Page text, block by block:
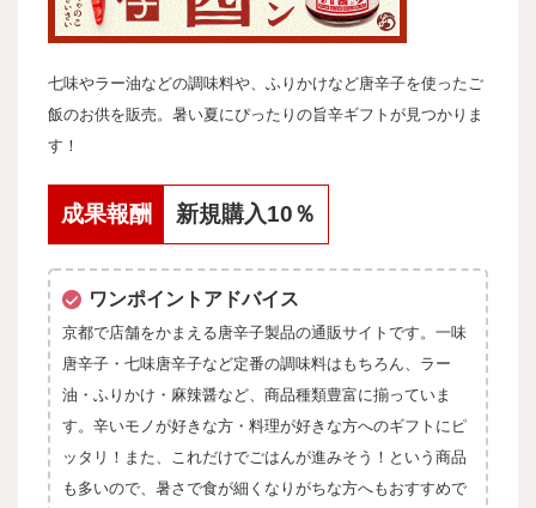
七味やラー油などの調味料や、ふりかけなど唐辛子を使ったご
飯のお供を販売。暑い夏にぴったりの旨辛ギフトが見つかりま
す！
成果報酬 新規購入10％
ワンポイントアドバイス
京都で店舗をかまえる唐辛子製品の通販サイトです。一味
唐辛子・七味唐辛子など定番の調味料はもちろん、ラー
油・ふりかけ・麻辣醤など、商品種類豊富に揃っていま
す。辛いモノが好きな方・料理が好きな方へのギフトにピ
ッタリ！また、これだけでごはんが進みそう！という商品
も多いので、暑さで食が細くなりがちな方へもおすすめで